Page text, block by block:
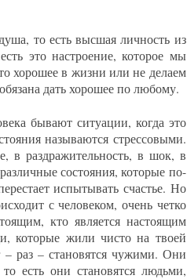
то есть высшая личность из
это настроение, которое мы
хорошее в жизни или не делаем
дать хорошее по любому.
бывают ситуации, когда это
называются стрессовыми.
в раздражительность, в шок, в
состояния, которые по-
испытывать счастье. Но
с человеком, очень четко
кто является настоящим
которые жили чисто на твоей
раз – становятся чужими. Они
есть они становятся людьми,